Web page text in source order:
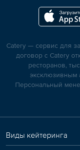
Catery — сервис для
договор с Catery
ресторанов,
эксклюзивным
Персональный
Виды кейтеринга